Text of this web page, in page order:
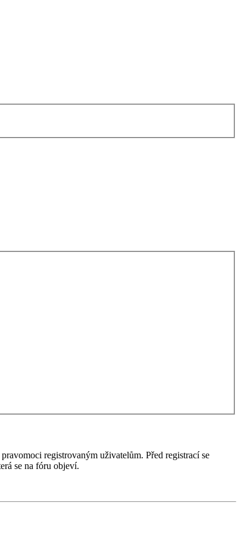
registrovaným uživatelům. Před registrací se
se na fóru objeví.